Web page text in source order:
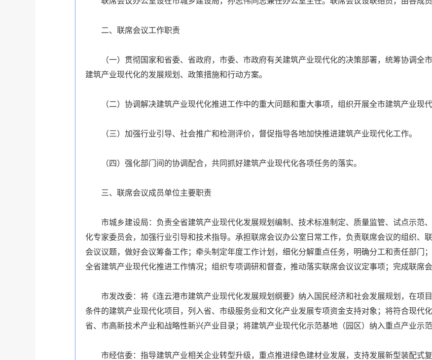
二、联席会议工作职责
（一）贯彻国家和省委、省政府，市委、市政府有关建筑产业现代化的决策部署，统筹协调全
建筑产业现代化的发展规划、政策措施和行动方案。
（二）协调解决建筑产业现代化推进工作中的重大问题和重大事项，组织开展全市建筑产业现代
（三）加强行业引导、社会推广和检测评价，督促指导各地加快推进建筑产业现代化工作。
（四）强化部门间的协调配合，共同抓好建筑产业现代化各项任务的落实。
三、联席会议成员单位主要职责
市城乡建设局：负责全省建筑产业现代化发展规划编制、技术标准制定、质量监管、试点示范
化专家委员会，加强行业引导和技术指导。承担联席会议办公室日常工作，负责联席会议的组织、
会议议题，做好会议筹备工作；牵头制定年度工作计划，细化分解重点任务，明确分工和责任部门
全省建筑产业现代化推进工作情况；组织专项调研和督查，推动落实联席会议议定事项；完成联席会
市发改委：将《连云港市建筑产业现代化发展规划纲要》纳入国民经济和社会发展规划，在项
条件的建筑产业现代化项目，列入省、市级服务业和文化产业发展专项资金支持对象；将符合现代
省、市高新技术产业和战略性新兴产业目录；将建筑产业现代化示范基地（园区）纳入重点产业示
市经信委：指导建筑产业相关企业转型升级，重点推进绿色建材业发展，支持发展新型装配式